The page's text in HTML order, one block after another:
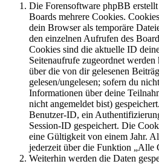
Die Forensoftware phpBB
Boards mehrere Cookies.
dein Browser als temporäre
den einzelnen Aufrufen des
Cookies sind die aktuelle ID
Seitenaufrufe zugeordnet
über die von dir gelesenen
gelesen/ungelesen; sofern du
Informationen über deine
nicht angemeldet bist)
Benutzer-ID, ein
Session-ID gespeichert. Die
eine Gültigkeit von einem Jahr.
jederzeit über die Funktion „Alle
Weiterhin werden die Daten